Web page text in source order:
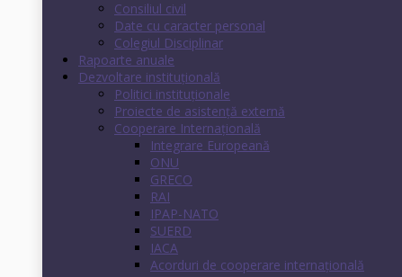
Consiliul civil
Date cu caracter personal
Colegiul Disciplinar
Rapoarte anuale
Dezvoltare instituţională
Politici instituţionale
Proiecte de asistenţă externă
Cooperare Internaţională
Integrare Europeană
ONU
GRECO
RAI
IPAP-NATO
SUERD
IACA
Acorduri de cooperare internaţională